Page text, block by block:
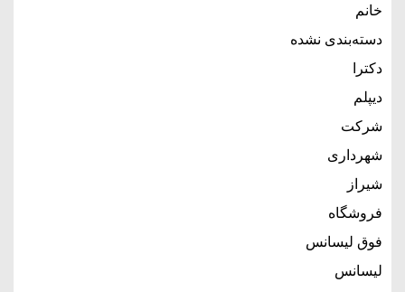
خانم
دسته‌بندی نشده
دکترا
دیپلم
شرکت
شهرداری
شیراز
فروشگاه
فوق لیسانس
لیسانس